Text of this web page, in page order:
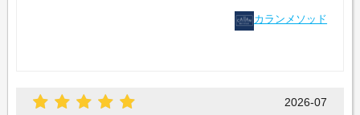
カランメソッド
2026-07